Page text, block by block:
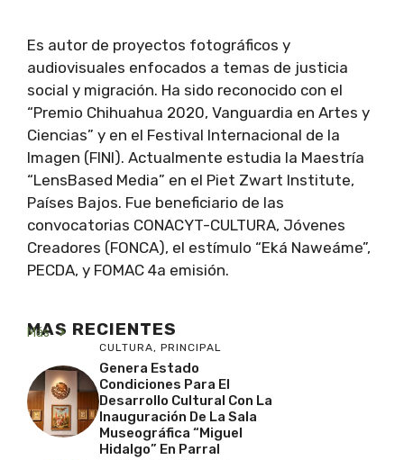
Es autor de proyectos fotográficos y
audiovisuales enfocados a temas de justicia
social y migración. Ha sido reconocido con el
“Premio Chihuahua 2020, Vanguardia en Artes y
Ciencias” y en el Festival Internacional de la
Imagen (FINI). Actualmente estudia la Maestría
“LensBased Media” en el Piet Zwart Institute,
Países Bajos. Fue beneficiario de las
convocatorias CONACYT-CULTURA, Jóvenes
Creadores (FONCA), el estímulo “Eká Naweáme”,
PECDA, y FOMAC 4a emisión.
MAS RECIENTES
Más
CULTURA, PRINCIPAL
Genera Estado
Condiciones Para El
Desarrollo Cultural Con La
Inauguración De La Sala
Museográfica “Miguel
Hidalgo” En Parral